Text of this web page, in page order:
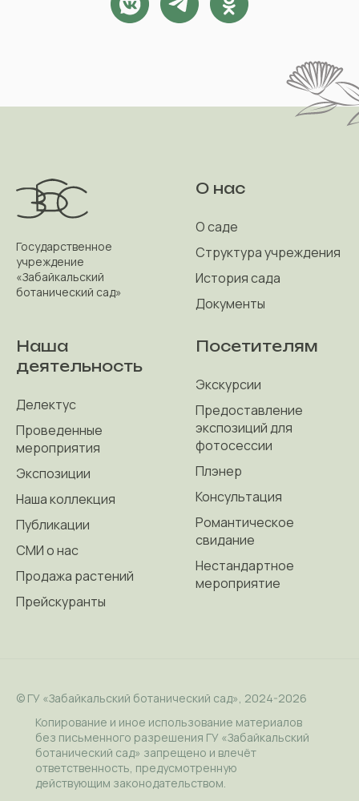
Государственное
учреждение
«Забайкальский
ботанический сад»
О нас
О саде
Структура учреждения
История сада
Документы
Наша
деятельность
Делектус
Проведенные
мероприятия
Экспозиции
Наша коллекция
Публикации
СМИ о нас
Продажа растений
Прейскуранты
Посетителям
Экскурсии
Предоставление
экспозиций для
фотосессии
Плэнер
Консультация
Романтическое
свидание
Нестандартное
мероприятие
Копирование и иное использование материалов
без письменного разрешения ГУ «Забайкальский
ботанический сад» запрещено и влечёт
ответственность, предусмотренную
действующим законодательством.
© ГУ «Забайкальский ботанический сад», 2024-2026